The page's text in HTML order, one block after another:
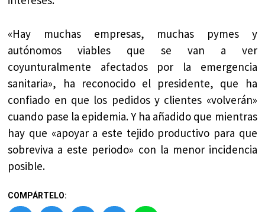
«Hay muchas empresas, muchas pymes y
autónomos viables que se van a ver
coyunturalmente afectados por la emergencia
sanitaria», ha reconocido el presidente, que ha
confiado en que los pedidos y clientes «volverán»
cuando pase la epidemia. Y ha añadido que mientras
hay que «apoyar a este tejido productivo para que
sobreviva a este periodo» con la menor incidencia
posible.
COMPÁRTELO: